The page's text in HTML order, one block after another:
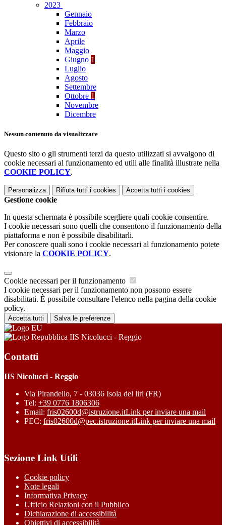
2023
Gennaio
Febbraio
Marzo
Aprile
Maggio
Giugno 1
Luglio
Agosto
Settembre
Ottobre 1
Novembre
Dicembre
Nessun contenuto da visualizzare
Questo sito o gli strumenti terzi da questo utilizzati si avvalgono di
cookie necessari al funzionamento ed utili alle finalità illustrate nella
COOKIE POLICY.
Personalizza Rifiuta tutti i cookies Accetta tutti i cookies
Gestione cookie
In questa schermata è possibile scegliere quali cookie consentire.
I cookie necessari sono quelli che consentono il funzionamento della
piattaforma e non è possibile disabilitarli.
Per conoscere quali sono i cookie necessari al funzionamento potete
visionare la COOKIE POLICY.
Cookie necessari per il funzionamento
I cookie necessari per il funzionamento non possono essere
disabilitati. È possibile consultare l'elenco nella pagina della cookie
policy.
Accetta tutti Salva le preferenze
IIS Nicolucci - Reggio
Contatti
IIS Nicolucci - Reggio
Via Pirandello, 7 - 03036 Isola del liri (FR)
Tel: +39 0776 1806306
Email: fris02600d@istruzione.itLink per inviare una mail
PEC: fris02600d@pec.istruzione.itLink per inviare una mail
Sezione Link Utili
Cookie policy
Note legali
Informativa Privacy
Ufficio Relazioni con il Pubblico
Dichiarazione di accessibilità
Obiettivi di accessibilità